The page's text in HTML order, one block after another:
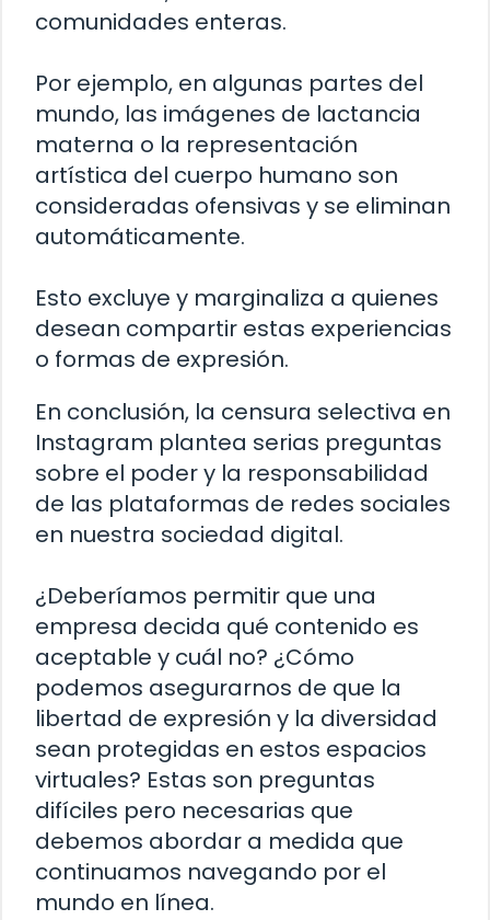
comunidades enteras.
Por ejemplo, en algunas partes del
mundo, las imágenes de lactancia
materna o la representación
artística del cuerpo humano son
consideradas ofensivas y se eliminan
automáticamente.
Esto excluye y marginaliza a quienes
desean compartir estas experiencias
o formas de expresión.
En conclusión, la censura selectiva en
Instagram plantea serias preguntas
sobre el poder y la responsabilidad
de las plataformas de redes sociales
en nuestra sociedad digital.
¿Deberíamos permitir que una
empresa decida qué contenido es
aceptable y cuál no? ¿Cómo
podemos asegurarnos de que la
libertad de expresión y la diversidad
sean protegidas en estos espacios
virtuales? Estas son preguntas
difíciles pero necesarias que
debemos abordar a medida que
continuamos navegando por el
mundo en línea.